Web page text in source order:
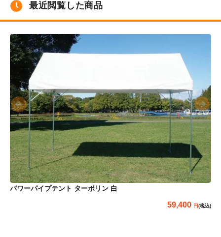
最近閲覧した商品
パワーパイプテント ターポリン 白
59,400 (税込)